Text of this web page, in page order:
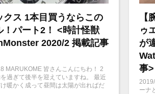
クス 1本目買うならこの
！パート2！ <時計怪獣
2020/2 掲載記事
MARUKOME 皆さんこんにちわ！ 2
過ぎて後半を迎えていますね。 最近
暖かく成って昼間は太陽が出ればだ
【
ゥ
が
事>
ーナ